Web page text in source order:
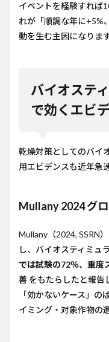
ナリシス
2.3
Frontiers
験
2.4
圃場×
タア
シス
3
テゴ
リの
作用
機序
とエ
ンス
イベントを経験すれば
れが「順調な年に+5%
動を生む主因になります
バイオステ
で効くエビ
乾燥対策としてのバイ
用エビデンスも近年急
Mullany 2024 グ
Mullany（2024, SSRN
し、バイオスティミュ
では試験の72％、重度
善 をもたらしたと報告
「効かないケース」
イミング・対象作物の